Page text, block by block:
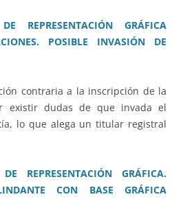
REPRESENTACIÓN GRÁFICA
POSIBLE INVASIÓN DE
contraria a la inscripción de la
existir dudas de que invada el
lo que alega un titular registral
REPRESENTACIÓN GRÁFICA.
CON BASE GRÁFICA